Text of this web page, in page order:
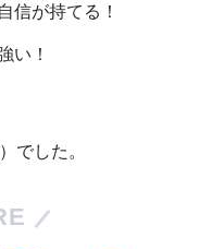
信が持てる！
い！
）でした。